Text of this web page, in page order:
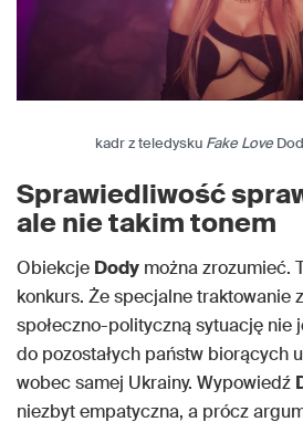
kadr z teledysku Fake Love
Sprawiedliwość
ale nie takim tonem
Obiekcje Dody można zrozumieć.
konkurs. Że specjalne traktowanie
społeczno-polityczną sytuację nie
do pozostałych państw biorących
wobec samej Ukrainy. Wypowiedź
niezbyt empatyczna, a prócz